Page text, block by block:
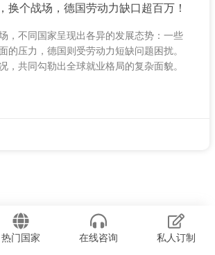
换个战场，德国劳动力缺口超百万！
，不同国家呈现出各异的发展态势：一些
的压力，德国则受劳动力短缺问题困扰。
，共同勾勒出全球就业格局的复杂面貌。
热门国家 在线咨询 私人订制